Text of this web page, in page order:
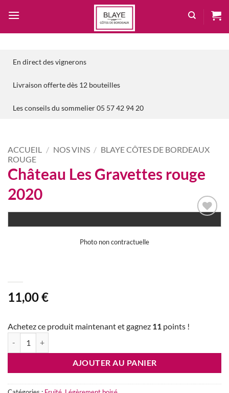
contenu
En direct des vignerons
Livraison offerte dès 12 bouteilles
Les conseils du sommelier 05 57 42 94 20
ACCUEIL / NOS VINS / BLAYE CÔTES DE BORDEAUX
ROUGE
Château Les Gravettes rouge
2020
Add to
Photo non contractuelle
11,00€
Achetez ce produit maintenant et gagnez 11 points !
AJOUTER AU PANIER